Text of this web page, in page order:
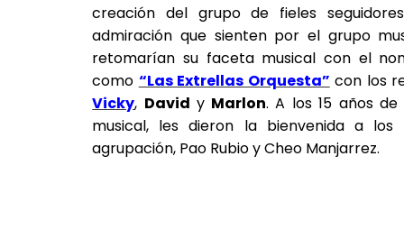
creación del grupo de fieles
admiración que sienten por el grupo
retomarían su faceta musical con el
como “Las Extrellas Orquesta” con los
Vicky, David y Marlon. A los 15 años
musical, les dieron la bienvenida a
agrupación, Pao Rubio y Cheo Manjarrez.